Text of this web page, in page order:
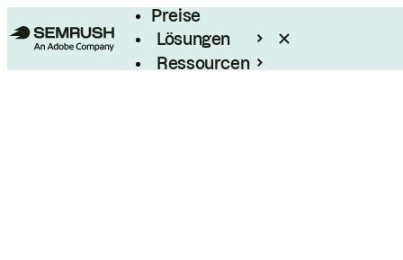
Preise
Lösungen
Ressourcen